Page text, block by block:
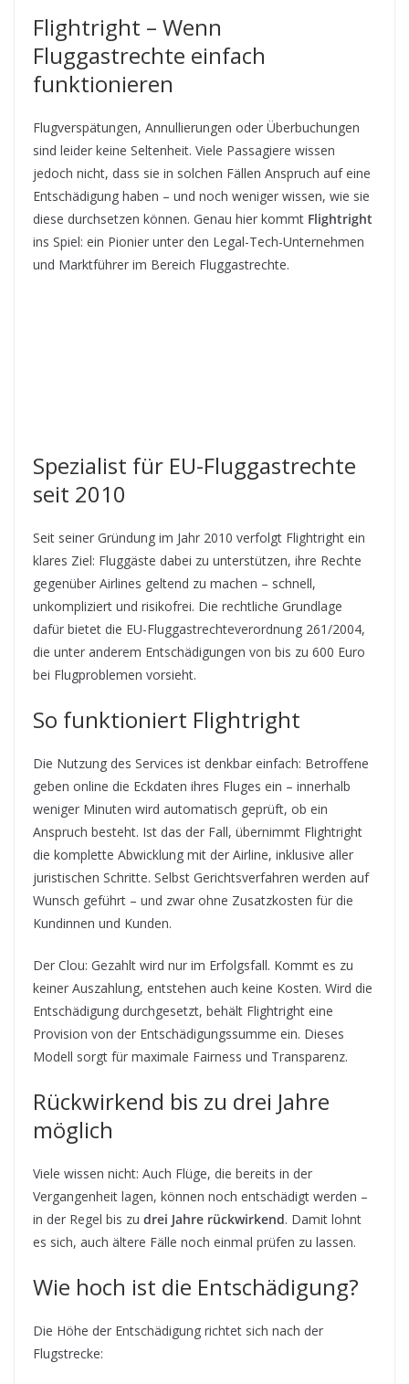
Flightright – Wenn
Fluggastrechte einfach
funktionieren
Flugverspätungen, Annullierungen oder Überbuchungen
sind leider keine Seltenheit. Viele Passagiere wissen
jedoch nicht, dass sie in solchen Fällen Anspruch auf eine
Entschädigung haben – und noch weniger wissen, wie sie
diese durchsetzen können. Genau hier kommt Flightright
ins Spiel: ein Pionier unter den Legal-Tech-Unternehmen
und Marktführer im Bereich Fluggastrechte.
Spezialist für EU-Fluggastrechte
seit 2010
Seit seiner Gründung im Jahr 2010 verfolgt Flightright ein
klares Ziel: Fluggäste dabei zu unterstützen, ihre Rechte
gegenüber Airlines geltend zu machen – schnell,
unkompliziert und risikofrei. Die rechtliche Grundlage
dafür bietet die EU-Fluggastrechteverordnung 261/2004,
die unter anderem Entschädigungen von bis zu 600 Euro
bei Flugproblemen vorsieht.
So funktioniert Flightright
Die Nutzung des Services ist denkbar einfach: Betroffene
geben online die Eckdaten ihres Fluges ein – innerhalb
weniger Minuten wird automatisch geprüft, ob ein
Anspruch besteht. Ist das der Fall, übernimmt Flightright
die komplette Abwicklung mit der Airline, inklusive aller
juristischen Schritte. Selbst Gerichtsverfahren werden auf
Wunsch geführt – und zwar ohne Zusatzkosten für die
Kundinnen und Kunden.
Der Clou: Gezahlt wird nur im Erfolgsfall. Kommt es zu
keiner Auszahlung, entstehen auch keine Kosten. Wird die
Entschädigung durchgesetzt, behält Flightright eine
Provision von der Entschädigungssumme ein. Dieses
Modell sorgt für maximale Fairness und Transparenz.
Rückwirkend bis zu drei Jahre
möglich
Viele wissen nicht: Auch Flüge, die bereits in der
Vergangenheit lagen, können noch entschädigt werden –
in der Regel bis zu drei Jahre rückwirkend. Damit lohnt
es sich, auch ältere Fälle noch einmal prüfen zu lassen.
Wie hoch ist die Entschädigung?
Die Höhe der Entschädigung richtet sich nach der
Flugstrecke: